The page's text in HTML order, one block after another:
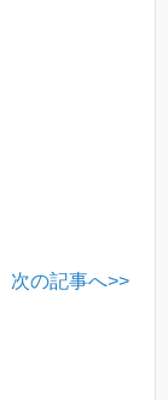
次の記事へ>>